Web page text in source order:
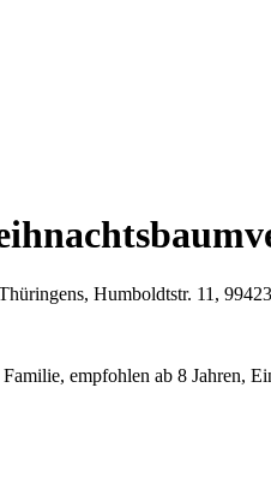
Humboldtstr. 11,
empfohlen ab 8 Jahren,